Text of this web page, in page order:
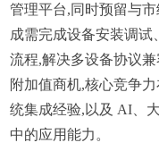
管理平台,同时预留与
成需完成设备安装调
流程,解决多设备协议
附加值商机,核心竞争
统集成经验,以及 AI、
中的应用能力。